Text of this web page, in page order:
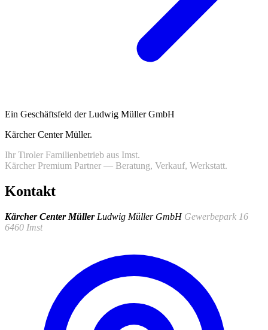
Ein Geschäftsfeld der Ludwig Müller GmbH
Kärcher Center Müller.
Ihr Tiroler Familienbetrieb aus Imst.
Kärcher Premium Partner — Beratung, Verkauf, Werkstatt.
Kontakt
Kärcher Center Müller Ludwig Müller GmbH Gewerbepark 16
6460 Imst